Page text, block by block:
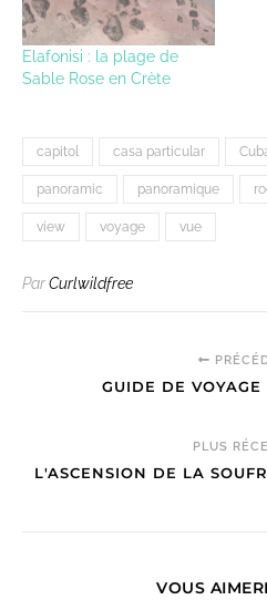
Elafonisi : la plage de
Sable Rose en Crète
capitol casa particular
panoramic panoramique
view voyage vue
ParCurlwildfree
GUIDE DE
PLUS
L'ASCENSION DE LA
VOUS